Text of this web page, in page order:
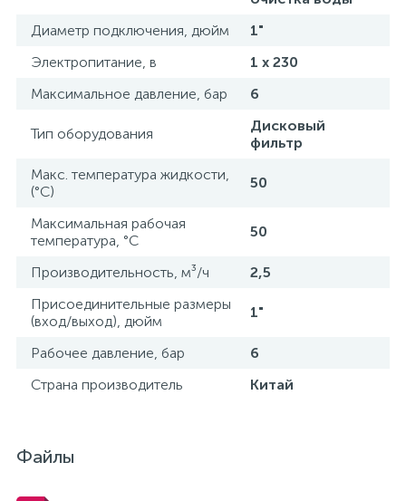
Диаметр подключения, дюйм
1"
Электропитание, в
1 x 230
Максимальное давление, бар
6
Тип оборудования
Дисковый
фильтр
Макс. температура жидкости,
(°С)
50
Максимальная рабочая
температура, °С
50
Производительность, м³/ч
2,5
Присоединительные размеры
(вход/выход), дюйм
1"
Рабочее давление, бар
6
Страна производитель
Китай
Файлы